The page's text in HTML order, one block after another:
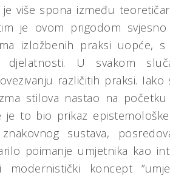
više spona između
je ovom prigodom
izložbenih praksi uopće,
djelatnosti. U svakom
različitih praksi. Iako
stilova nastao na
je to bio prikaz
sustava,
poimanje umjetnika kao
koncept